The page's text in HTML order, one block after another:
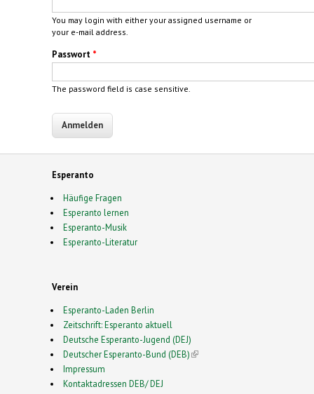
You may login with either your assigned username or
your e-mail address.
Passwort *
The password field is case sensitive.
Esperanto
Häufige Fragen
Esperanto lernen
Esperanto-Musik
Esperanto-Literatur
Verein
Esperanto-Laden Berlin
Zeitschrift: Esperanto aktuell
Deutsche Esperanto-Jugend (DEJ)
Deutscher Esperanto-Bund (DEB)(link is external)
Impressum
Kontaktadressen DEB/ DEJ